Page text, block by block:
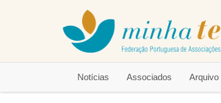
Notícias Associados Arquivo